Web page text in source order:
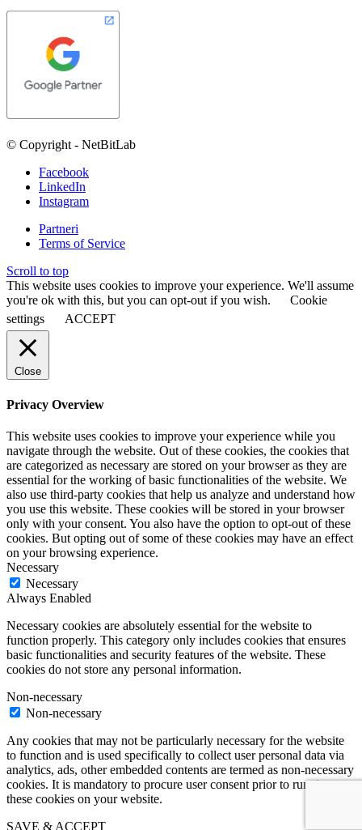
© Copyright - NetBitLab
Facebook
LinkedIn
Instagram
Partneri
Terms of Service
Scroll to top
This website uses cookies to improve your experience. We'll assume
you're ok with this, but you can opt-out if you wish.
Cookie
settings
ACCEPT
Close
Privacy Overview
This website uses cookies to improve your experience while you
navigate through the website. Out of these cookies, the cookies that
are categorized as necessary are stored on your browser as they are
essential for the working of basic functionalities of the website. We
also use third-party cookies that help us analyze and understand how
you use this website. These cookies will be stored in your browser
only with your consent. You also have the option to opt-out of these
cookies. But opting out of some of these cookies may have an effect
on your browsing experience.
Necessary
Necessary
Always Enabled
Necessary cookies are absolutely essential for the website to
function properly. This category only includes cookies that ensures
basic functionalities and security features of the website. These
cookies do not store any personal information.
Non-necessary
Non-necessary
Any cookies that may not be particularly necessary for the website
to function and is used specifically to collect user personal data via
analytics, ads, other embedded contents are termed as non-necessary
cookies. It is mandatory to procure user consent prior to running
these cookies on your website.
SAVE & ACCEPT